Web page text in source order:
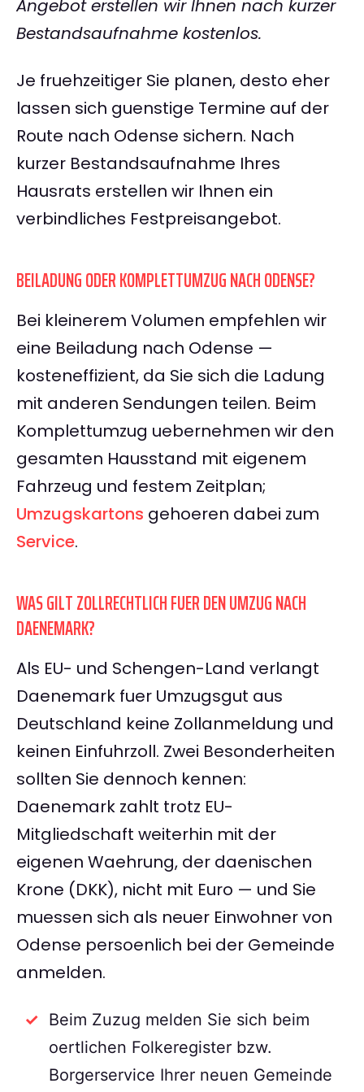
Angebot erstellen wir Ihnen nach kurzer
Bestandsaufnahme kostenlos.
Je fruehzeitiger Sie planen, desto eher
lassen sich guenstige Termine auf der
Route nach Odense sichern. Nach
kurzer Bestandsaufnahme Ihres
Hausrats erstellen wir Ihnen ein
verbindliches Festpreisangebot.
BEILADUNG ODER KOMPLETTUMZUG NACH ODENSE?
Bei kleinerem Volumen empfehlen wir
eine Beiladung nach Odense —
kosteneffizient, da Sie sich die Ladung
mit anderen Sendungen teilen. Beim
Komplettumzug uebernehmen wir den
gesamten Hausstand mit eigenem
Fahrzeug und festem Zeitplan;
Umzugskartons gehoeren dabei zum
Service.
WAS GILT ZOLLRECHTLICH FUER DEN UMZUG NACH
DAENEMARK?
Als EU- und Schengen-Land verlangt
Daenemark fuer Umzugsgut aus
Deutschland keine Zollanmeldung und
keinen Einfuhrzoll. Zwei Besonderheiten
sollten Sie dennoch kennen:
Daenemark zahlt trotz EU-
Mitgliedschaft weiterhin mit der
eigenen Waehrung, der daenischen
Krone (DKK), nicht mit Euro — und Sie
muessen sich als neuer Einwohner von
Odense persoenlich bei der Gemeinde
anmelden.
Beim Zuzug melden Sie sich beim
oertlichen Folkeregister bzw.
Borgerservice Ihrer neuen Gemeinde